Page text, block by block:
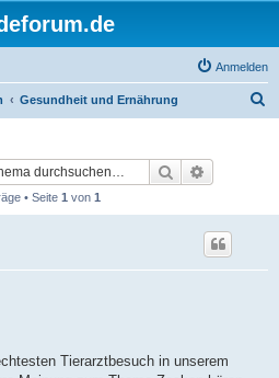
Anmelden
Gesundheit und Ernährung
Suche
• Seite 1 von 1
Tierarztbesuch in unserem